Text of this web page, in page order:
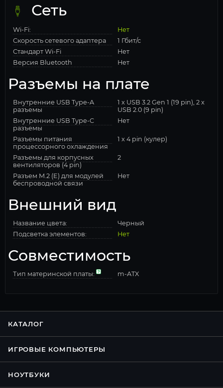
Сеть
Wi-Fi:
Нет
Скорость сетевого адаптера
1 Гбит/с
Стандарт Wi-Fi
Нет
Версия Bluetooth
Нет
Разъемы на плате
Внутренние USB Type-A
разъемы
1 x USB 3.2 Gen 1 (19 pin), 2 x
USB 2.0 (9 pin)
Внутренние USB Type-C
разъемы
Нет
Разъемы питания
процессорного охлаждения
1 x 4 pin (кулер)
Разъемы для корпусных
вентиляторов (4 pin)
2
Разъем M.2 (E) для модулей
беспроводной связи
Нет
Внешний вид
Название цвета:
Черный
Подсветка элементов:
Нет
Совместимость
Тип материнской платы: m-ATX
КАТАЛОГ
ИГРОВЫЕ КОМПЬЮТЕРЫ
НОУТБУКИ